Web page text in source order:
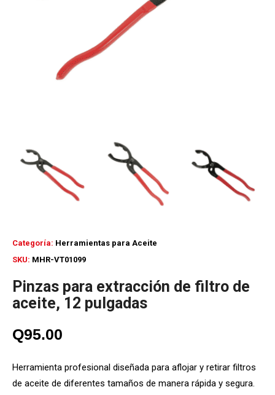
SKU: MHR-VT01099
Categoría: Herramientas para Aceite
Pinzas para extracción de filtro de
aceite, 12 pulgadas
Q95.00
Herramienta profesional diseñada para aflojar y retirar filtros
de aceite de diferentes tamaños de manera rápida y segura.